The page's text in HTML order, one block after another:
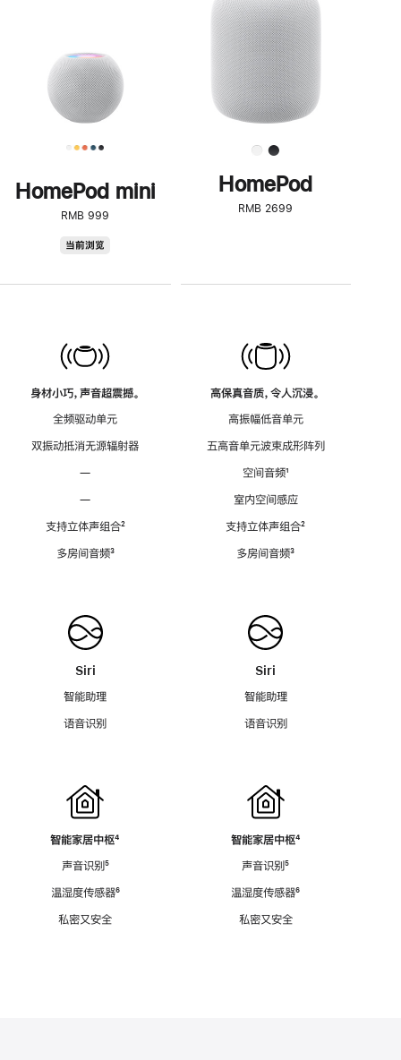
HomePod mini
RMB 999
当前浏览
身材小巧，声音超震撼。
全频驱动单元
双振动抵消无源辐射器
—
—
支持立体声组合脚
²
多房间音频脚
³
Siri
智能助理
语音识别
智能家居中枢脚
⁴
声音识别脚
⁵
温湿度传感器脚
⁶
私密又安全
了
解
HomePod<
HomePod
RMB 2699
高保真音质，令人沉浸。
高振幅低音单元
五高音单元波束成形阵列
空间音频脚
¹
室内空间感应
支持立体声组合脚
²
多房间音频脚
³
Siri
智能助理
语音识别
智能家居中枢脚
⁴
声音识别脚
⁵
温湿度传感器脚
⁶
私密又安全